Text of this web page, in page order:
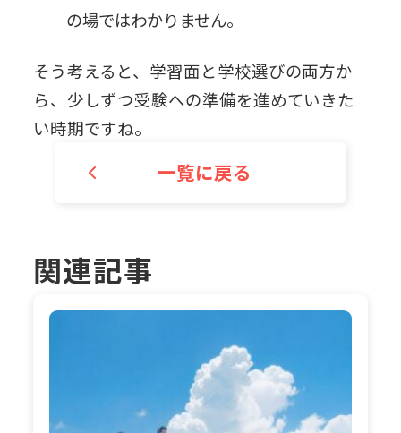
の場ではわかりません。
そう考えると、学習面と学校選びの両方か
ら、少しずつ受験への準備を進めていきた
い時期ですね。
一覧に戻る
関連記事